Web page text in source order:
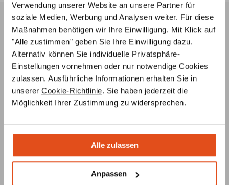
Verwendung unserer Website an unsere Partner für
soziale Medien, Werbung und Analysen weiter. Für diese
Maßnahmen benötigen wir Ihre Einwilligung. Mit Klick auf
"Alle zustimmen" geben Sie Ihre Einwilligung dazu.
Alternativ können Sie individuelle Privatsphäre-
Einstellungen vornehmen oder nur notwendige Cookies
zulassen. Ausführliche Informationen erhalten Sie in
unserer Cookie-Richtlinie. Sie haben jederzeit die
Möglichkeit Ihrer Zustimmung zu widersprechen.
Alle zulassen
Anpassen
Ofenplanung per Videokonferenz
Lassen Sie sich von unseren Ofenbauern ein
Ihres Wunsch-Ofens erstellen – ganz
unverbindlich und
kostenlos
, nach Ihren Angaben und Vorstellungen.
Individuelle Beratung
UnsereOfenbauerstehen Ihnen von der
Ihres Ofensjederzeit beratendzur Seite
Ersatzteilservice
Ersatzteilen für Ihren Ofen oder Kamin und helfen Ihnen